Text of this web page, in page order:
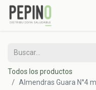
Todos los productos
Almendras Guara N°4